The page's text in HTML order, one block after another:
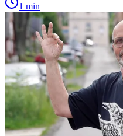
1 min